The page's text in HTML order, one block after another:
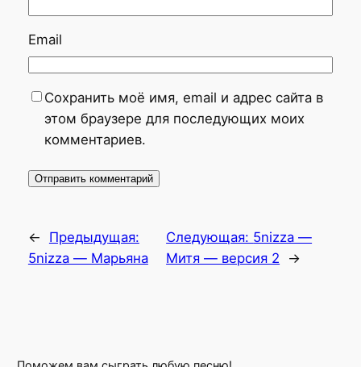
Email
Сохранить моё имя, email и адрес сайта в
этом браузере для последующих моих
комментариев.
←
Предыдущая:
5nizza — Марьяна
Следующая: 5nizza —
Митя — версия 2
→